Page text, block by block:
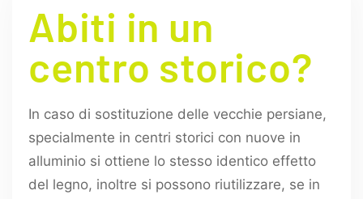
Abiti in un
centro storico?
In caso di sostituzione delle vecchie persiane,
specialmente in centri storici con nuove in
alluminio si ottiene lo stesso identico effetto
del legno, inoltre si possono riutilizzare, se in